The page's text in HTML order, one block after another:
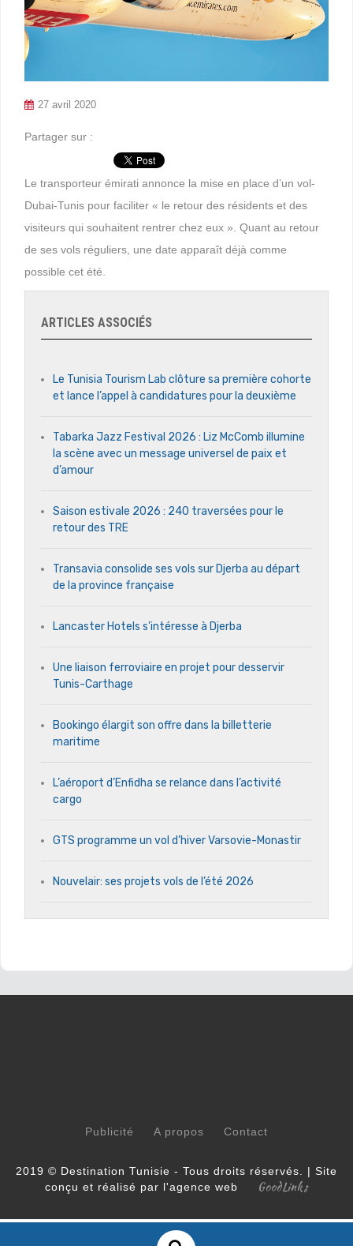
27 avril 2020
Partager sur :
Le transporteur émirati annonce la mise en place d’un vol-
Dubai-Tunis pour faciliter « le retour des résidents et des
visiteurs qui souhaitent rentrer chez eux ». Quant au retour
de ses vols réguliers, une date apparaît déjà comme
possible cet été.
ARTICLES ASSOCIÉS
Le Tunisia Tourism Lab clôture sa première cohorte
et lance l’appel à candidatures pour la deuxième
Tabarka Jazz Festival 2026 : Liz McComb illumine
la scène avec un message universel de paix et
d’amour
Saison estivale 2026 : 240 traversées pour le
retour des TRE
Transavia consolide ses vols sur Djerba au départ
de la province française
Lancaster Hotels s’intéresse à Djerba
Une liaison ferroviaire en projet pour desservir
Tunis-Carthage
Bookingo élargit son offre dans la billetterie
maritime
L’aéroport d’Enfidha se relance dans l’activité
cargo
GTS programme un vol d’hiver Varsovie-Monastir
Nouvelair: ses projets vols de l’été 2026
Publicité A propos Contact
2019 © Destination Tunisie - Tous droits réservés. | Site
conçu et réalisé par l'agence web
GoodLinks